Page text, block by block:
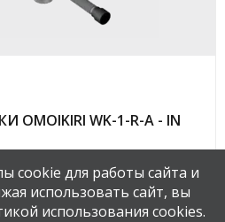
WK-1-R-A - IN
cookie для работы сайта и
использовать сайт, вы
использования cookies.